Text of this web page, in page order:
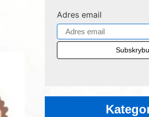
Adres email